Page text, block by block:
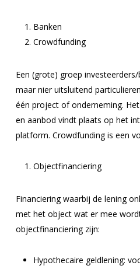
Banken
Crowdfunding
Een (grote) groep
maar nier uitsluitend
één project of onderneming.
en aanbod vindt plaats op het
platform. Crowdfunding is een
Objectfinanciering
Financiering waarbij de lening
met het object wat er mee
objectfinanciering zijn:
Hypothecaire geldlening: